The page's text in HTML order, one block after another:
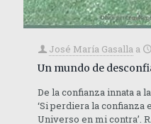
José María Gasalla a
Un mundo de
De la confianza innata a
‘Si perdiera la
Universo en mi contra’.